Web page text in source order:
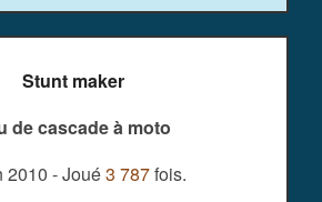
Stunt maker
de cascade à moto
2010 - Joué3 787fois.